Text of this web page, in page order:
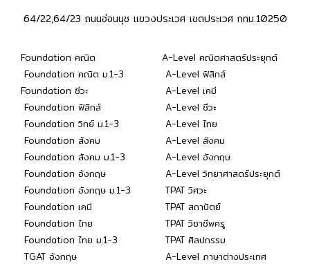
64/22,64/23 ถนนอ่อนนุช แขวงประเวศ เขตประเวศ กทม.10250
Foundation คณิต
Foundation คณิต ม.1-3
Foundation ชีวะ
Foundation ฟิสิกส์
Foundation วิทย์ ม.1-3
Foundation สังคม
Foundation สังคม ม.1-3
Foundation อังกฤษ
Foundation อังกฤษ ม.1-3
Foundation เคมี
Foundation ไทย
Foundation ไทย ม.1-3
TGAT อังกฤษ
A-Level คณิตศาสตร์ประยุกต์
A-Level ฟิสิกส์
A-Level เคมี
A-Level ชีวะ
A-Level ไทย
A-Level สังคม
A-Level อังกฤษ
A-Level วิทยาศาสตร์ประยุกต์
TPAT วิศวะ
TPAT สถาปัตย์
TPAT วิชาชีพครู
TPAT ศิลปกรรม
A-Level ภาษาต่างประเทศ